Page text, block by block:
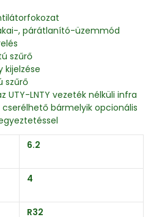
, párátlanító-üzemmód
szűrő
kijelzése
szűrő
UTY-LNTY vezeték nélküli infra
bármelyik opcionális
6.2
4
R32